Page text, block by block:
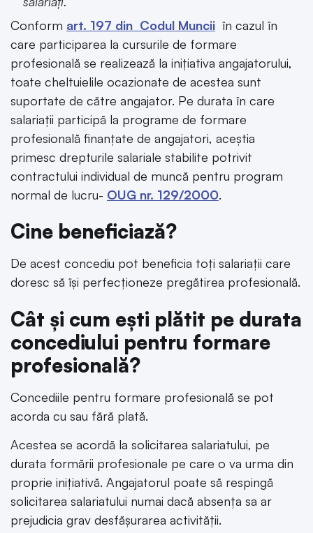
Conform art. 197 din Codul Muncii în cazul în
care participarea la cursurile de formare
profesională se realizează la inițiativa angajatorului,
toate cheltuielile ocazionate de acestea sunt
suportate de către angajator. Pe durata în care
salariații participă la programe de formare
profesională finanțate de angajatori, aceștia
primesc drepturile salariale stabilite potrivit
contractului individual de muncă pentru program
normal de lucru- OUG nr. 129/2000.
Cine beneficiază?
De acest concediu pot beneficia toți salariații care
doresc să își perfecționeze pregătirea profesională.
Cât și cum ești plătit pe durata
concediului pentru formare
profesională?
Concediile pentru formare profesională se pot
acorda cu sau fără plată.
Acestea se acordă la solicitarea salariatului, pe
durata formării profesionale pe care o va urma din
proprie inițiativă. Angajatorul poate să respingă
solicitarea salariatului numai dacă absența sa ar
prejudicia grav desfășurarea activității.